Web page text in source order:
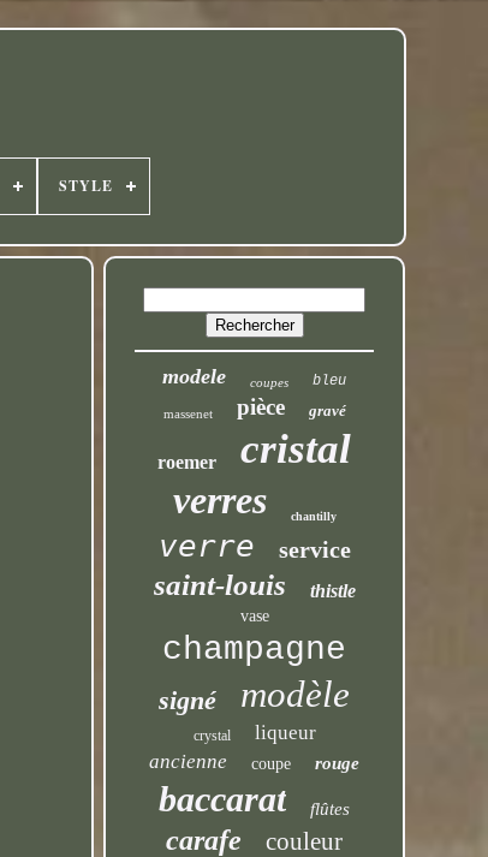
STYLE
modele coupes bleu
massenet pièce gravé
roemer cristal
verres chantilly
verre service
saint-louis thistle
vase
champagne
signé modèle
crystal
liqueur
ancienne
coupe rouge
baccarat flûtes
carafe couleur